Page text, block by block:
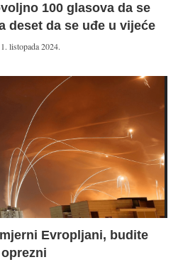
100 glasova da se
deset da se uđe u vijeće
1. listopada 2024.
Evropljani, budite
oprezni